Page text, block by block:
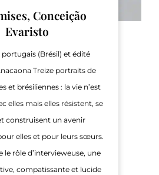
Conceição
Evaristo
(Brésil) et édité
Treize portraits de
et brésiliennes : la vie n’est
elles mais elles résistent, se
construisent un avenir
elles et pour leurs sœurs.
le rôle d’intervieweuse, une
compatissante et lucide